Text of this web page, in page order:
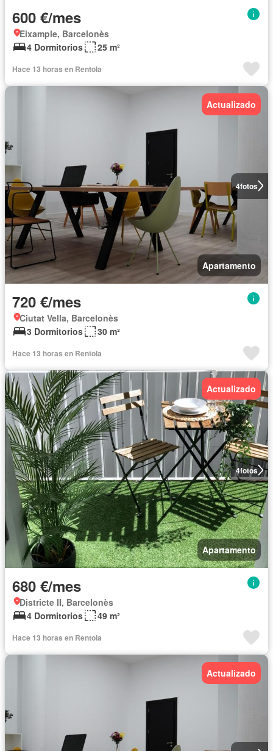
600 €/mes
Eixample, Barcelonès
4 Dormitorios
25 m²
Hace 13 horas en Rentola
4fotos
Actualizado
Apartamento
720 €/mes
Ciutat Vella, Barcelonès
3 Dormitorios
30 m²
Hace 13 horas en Rentola
4fotos
Actualizado
Apartamento
680 €/mes
Districte II, Barcelonès
4 Dormitorios
49 m²
Hace 13 horas en Rentola
Actualizado